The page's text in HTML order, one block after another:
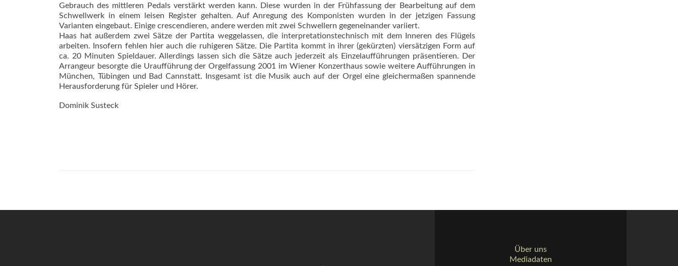
Gebrauch des mittleren Pedals verstärkt werden kann. Diese wurden in der Frühfassung der Bearbeitung auf dem
Schwellwerk in einem leisen Register gehalten. Auf Anregung des Komponisten wurden in der jetzigen Fassung
Varianten eingebaut. Einige crescendieren, andere werden mit zwei Schwellern gegeneinander variiert.
Haas hat außerdem zwei Sätze der Partita weggelassen, die interpretationstechnisch mit dem Inneren des Flügels
arbeiten. Insofern fehlen hier auch die ruhigeren Sätze. Die Partita kommt in ihrer (gekürzten) viersätzigen Form auf
ca. 20 Minuten Spieldauer. Allerdings lassen sich die Sätze auch jederzeit als Einzelaufführungen präsentieren. Der
Arrangeur besorgte die Uraufführung der Orgelfassung 2001 im Wiener Konzerthaus sowie weitere Aufführungen in
München, Tübingen und Bad Cannstatt. Insgesamt ist die Musik auch auf der Orgel eine gleichermaßen spannende
He­rausforderung für Spieler und Hörer.
Dominik Susteck
Über uns
Mediadaten